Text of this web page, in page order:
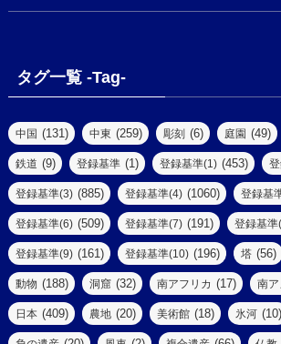
(5)
(39)
(290)
(7)
(6)
(3)
(14)
(61)
(9)
(2)
(17)
(8)
(4)
(8)
(2)
(2)
(47)
(18)
(2)
(1)
(2)
(2)
タグ一覧 -Tag-
中国 (131) 中東 (259) 彫刻 (6) 庭園 (49)
鉄道 (9) 登録基準 (1) 登録基準(1) (453)
登録基準(3) (885) 登録基準(4) (1060) 登録基
登録基準(6) (509) 登録基準(7) (191) 登録基準
登録基準(9) (161) 登録基準(10) (196) 塔 (56)
動物 (188) 洞窟 (32) 南アフリカ (17) 南ア
日本 (409) 農地 (20) 美術館 (18) 氷河 (10)